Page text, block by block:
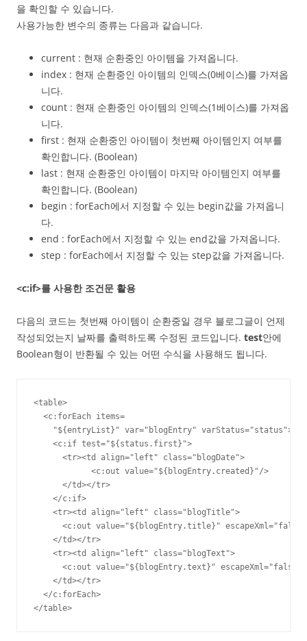
을 확인할 수 있습니다.
사용가능한 변수의 종류는 다음과 같습니다.
current : 현재 순환중인 아이템을 가져옵니다.
index : 현재 순환중인 아이템의 인덱스(0베이스)를 가져옵
니다.
count : 현재 순환중인 아이템의 인덱스(1베이스)를 가져옵
니다.
first : 현재 순환중인 아이템이 첫번째 아이템인지 여부를
확인합니다. (Boolean)
last : 현재 순환중인 아이템이 마지막 아이템인지 여부를
확인합니다. (Boolean)
begin : forEach에서 지정할 수 있는 begin값을 가져옵니
다.
end : forEach에서 지정할 수 있는 end값을 가져옵니다.
step : forEach에서 지정할 수 있는 step값을 가져옵니다.
<c:if>를 사용한 조건문 활용
다음의 코드는 첫번째 아이템이 순환중일 경우 블로그글이 언제
작성되었는지 날짜를 출력하도록 수정된 코드입니다. test안에
Boolean형이 반환될 수 있는 어떤 수식을 사용해도 됩니다.
<table>
<c:forEach items=
"${entryList}" var="blogEntry" varStatus="status">
<c:if test="${status.first}">
<tr><td align="left" class="blogDate">
<c:out value="${blogEntry.created}"/>
</td></tr>
</c:if>
<tr><td align="left" class="blogTitle">
<c:out value="${blogEntry.title}"
</td></tr>
<tr><td align="left" class="blogText">
<c:out value="${blogEntry.text}" escapeXml="false"/
</td></tr>
</c:forEach>
</table>